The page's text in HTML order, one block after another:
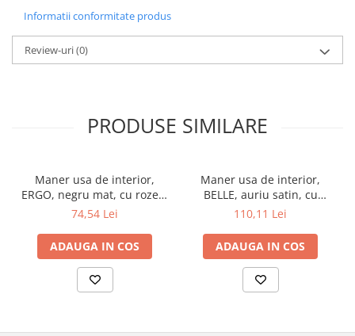
Informatii conformitate produs
Review-uri(0)
PRODUSE SIMILARE
Maner usa de interior,
ERGO, negru mat, cu rozeta
cheie
74,54 Lei
ADAUGA IN COS
Maner usa de interior,
BELLE, auriu satin, cu
rozeta cheie
110,11 Lei
ADAUGA IN COS